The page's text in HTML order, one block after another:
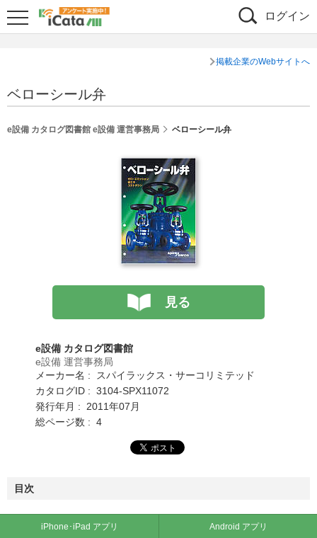
ログイン
掲載企業のWebサイトへ
ベローシール弁
e設備 カタログ図書館 e設備 運営事務局 ベローシール弁
見る
e設備 カタログ図書館
e設備 運営事務局
メーカー名 : スパイラックス・サーコリミテッド
カタログID : 3104-SPX11072
発行年月 : 2011年07月
総ページ数 : 4
目次
iPhone･iPad アプリ Android アプリ